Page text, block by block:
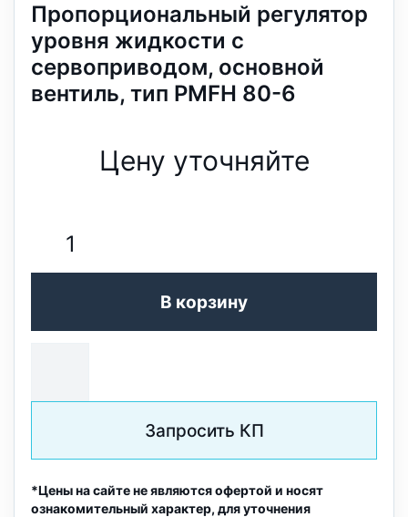
Пропорциональный регулятор
уровня жидкости с
сервоприводом, основной
вентиль, тип PMFH 80-6
Цену уточняйте
В корзину
Запросить КП
*Цены на сайте не являются офертой и носят
ознакомительный характер, для уточнения